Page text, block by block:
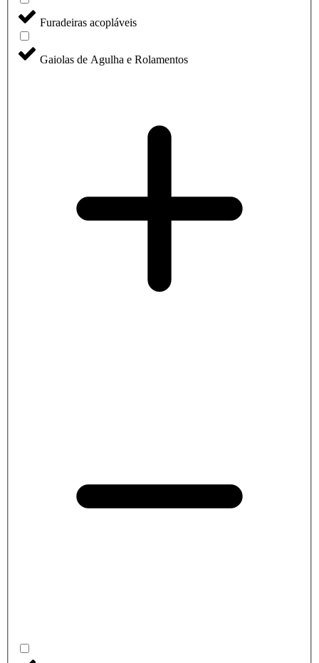
Furadeiras acopláveis
Gaiolas de Agulha e Rolamentos